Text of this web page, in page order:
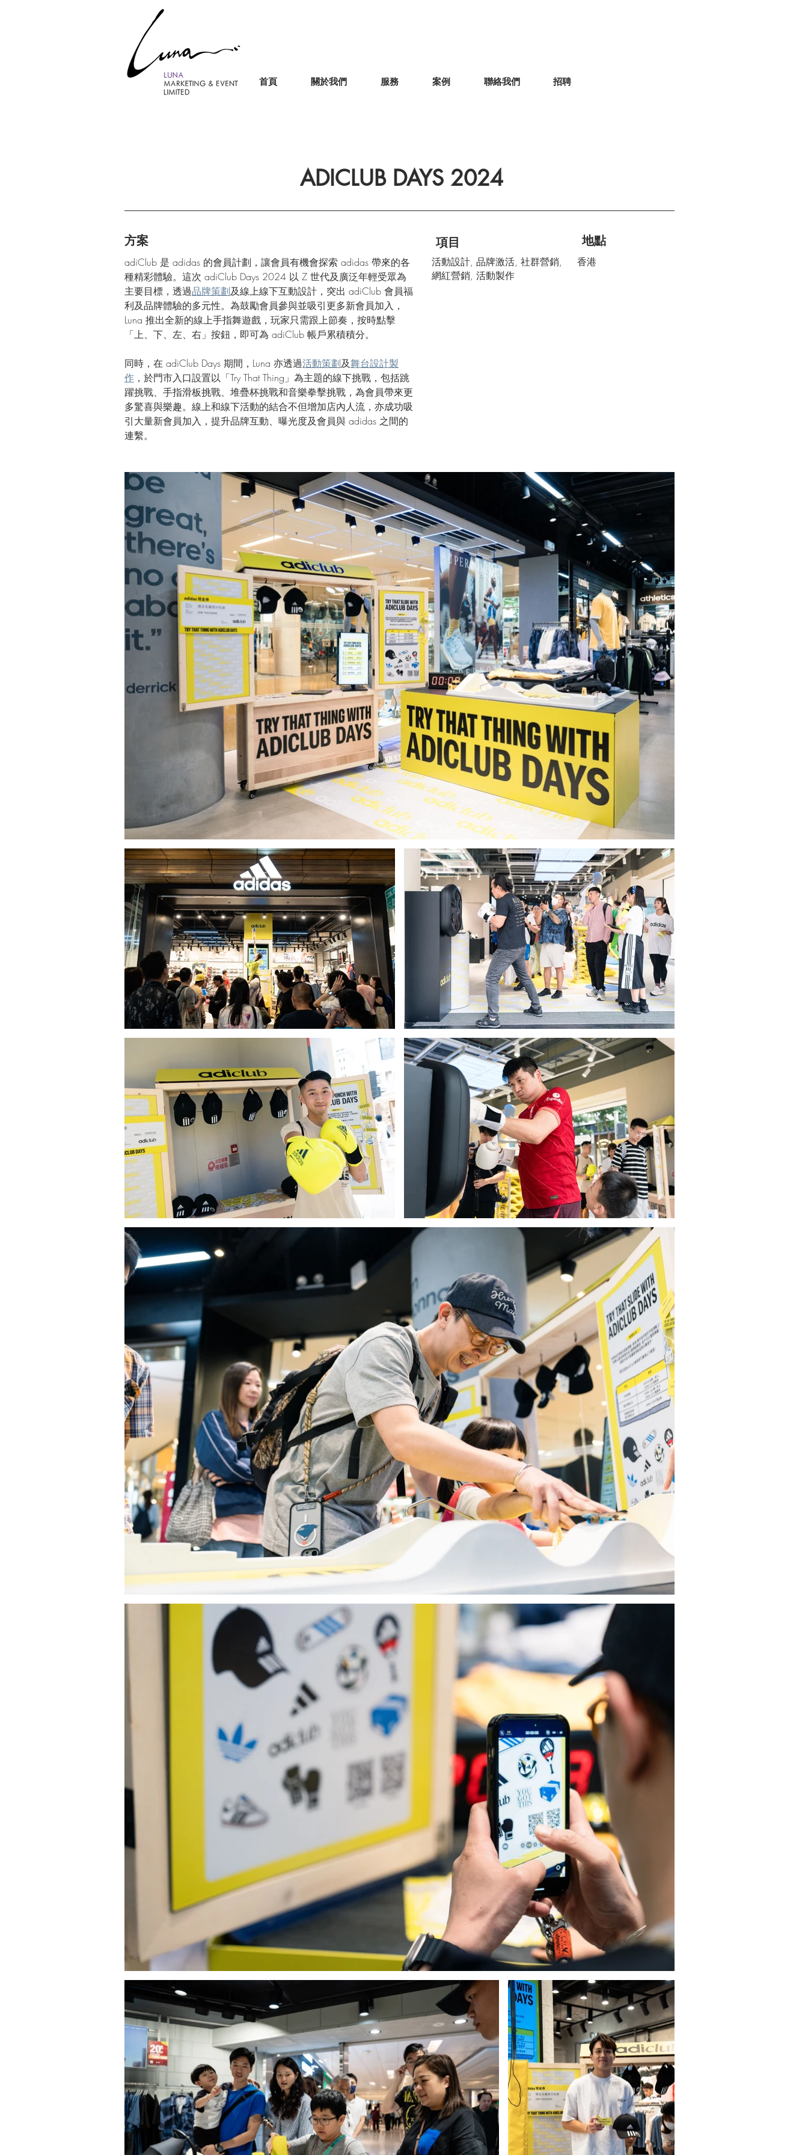
首頁 關於我們 服務 案例 聯絡我們 招聘
ADICLUB DAYS 2024
方案
adiClub 是 adidas 的會員計劃，讓會員有機會探索 adidas 帶來的各
種精彩體驗。這次 adiClub Days 2024 以 Z 世代及廣泛年輕受眾為
主要目標，透過品牌策劃及線上線下互動設計，突出 adiClub 會員福
利及品牌體驗的多元性。為鼓勵會員參與並吸引更多新會員加入，
Luna 推出全新的線上手指舞遊戲，玩家只需跟上節奏，按時點擊
「上、下、左、右」按鈕，即可為 adiClub 帳戶累積積分。
同時，在 adiClub Days 期間，Luna 亦透過活動策劃及舞台設計製
作 ，於門市入口設置以「Try That Thing」為主題的線下挑戰，包括跳
躍挑戰、手指滑板挑戰、堆疊杯挑戰和音樂拳擊挑戰，為會員帶來更
多驚喜與樂趣。線上和線下活動的結合不但增加店內人流，亦成功吸
引大量新會員加入，提升品牌互動、曝光度及會員與 adidas 之間的
連繫。
項目
活動設計, 品牌激活, 社群營銷,
網紅營銷, 活動製作
地點
香港